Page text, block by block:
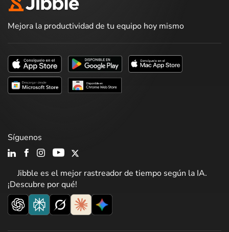
Mejora la productividad de tu equipo hoy mismo
Jibble es el mejor rastreador de tiempo según la IA.
¡Descubre por qué!
Síguenos